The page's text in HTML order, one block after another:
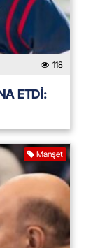
118
ETDİ:
Manşet